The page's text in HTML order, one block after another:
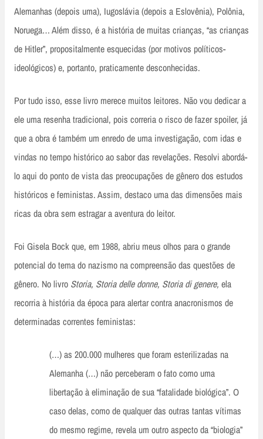
Alemanhas (depois uma), Iugoslávia (depois a Eslovênia), Polônia,
Noruega… Além disso, é a história de muitas crianças, “as crianças
de Hitler”, propositalmente esquecidas (por motivos políticos-
ideológicos) e, portanto, praticamente desconhecidas.
Por tudo isso, esse livro merece muitos leitores. Não vou dedicar a
ele uma resenha tradicional, pois correria o risco de fazer spoiler, já
que a obra é também um enredo de uma investigação, com idas e
vindas no tempo histórico ao sabor das revelações. Resolvi abordá-
lo aqui do ponto de vista das preocupações de gênero dos estudos
históricos e feministas. Assim, destaco uma das dimensões mais
ricas da obra sem estragar a aventura do leitor.
Foi Gisela Bock que, em 1988, abriu meus olhos para o grande
potencial do tema do nazismo na compreensão das questões de
gênero. No livro Storia, Storia delle donne, Storia di genere, ela
recorria à história da época para alertar contra anacronismos de
determinadas correntes feministas:
(…) as 200.000 mulheres que foram esterilizadas na
Alemanha (…) não perceberam o fato como uma
libertação à eliminação de sua “fatalidade biológica”. O
caso delas, como de qualquer das outras tantas vítimas
do mesmo regime, revela um outro aspecto da “biologia”